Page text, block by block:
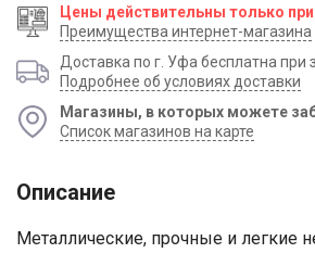
Цены действительны только при
Преимущества интернет-магазина
Доставка по г. Уфа бесплатна при
Подробнее об условиях доставки
Магазины, в которых можете
Список магазинов на карте
Описание
Металлические, прочные и легкие